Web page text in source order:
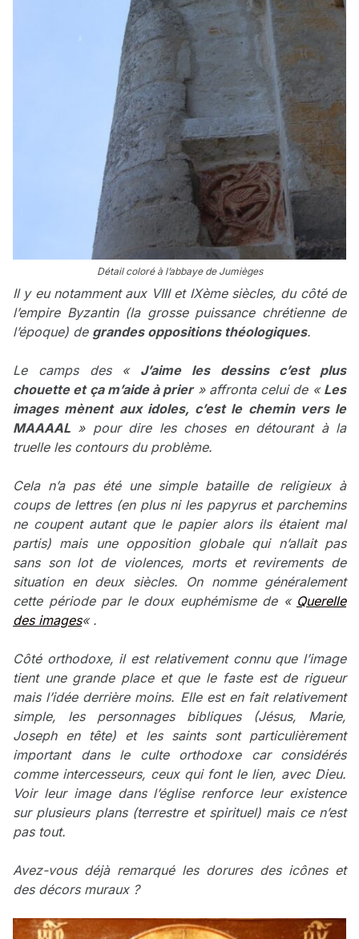
Détail coloré à l’abbaye de Jumièges
Il y eu notamment aux VIII et IXème siècles, du côté de
l’empire Byzantin (la grosse puissance chrétienne de
l’époque) de grandes oppositions théologiques.
Le camps des « J’aime les dessins c’est plus
chouette et ça m’aide à prier» affronta celui de « Les
images mènent aux idoles, c’est le chemin vers le
MAAAAL » pour dire les choses en détourant à la
truelle les contours du problème.
Cela n’a pas été une simple bataille de religieux à
coups de lettres (en plus ni les papyrus et parchemins
ne coupent autant que le papier alors ils étaient mal
partis) mais une opposition globale qui n’allait pas
sans son lot de violences, morts et revirements de
situation en deux siècles. On nomme généralement
cette période par le doux euphémisme de « Querelle
des images« .
Côté orthodoxe, il est relativement connu que l’image
tient une grande place et que le faste est de rigueur
mais l’idée derrière moins. Elle est en fait relativement
simple, les personnages bibliques (Jésus, Marie,
Joseph en tête) et les saints sont particulièrement
important dans le culte orthodoxe car considérés
comme intercesseurs, ceux qui font le lien, avec Dieu.
Voir leur image dans l’église renforce leur existence
sur plusieurs plans (terrestre et spirituel) mais ce n’est
pas tout.
Avez-vous déjà remarqué les dorures des icônes et
des décors muraux ?